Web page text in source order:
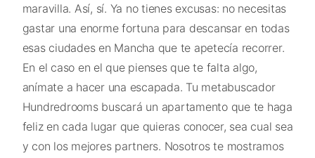
maravilla. Así, sí. Ya no tienes excusas: no necesitas
gastar una enorme fortuna para descansar en todas
esas ciudades en Mancha que te apetecía recorrer.
En el caso en el que pienses que te falta algo,
anímate a hacer una escapada. Tu metabuscador
Hundredrooms buscará un apartamento que te haga
feliz en cada lugar que quieras conocer, sea cual sea
y con los mejores partners. Nosotros te mostramos